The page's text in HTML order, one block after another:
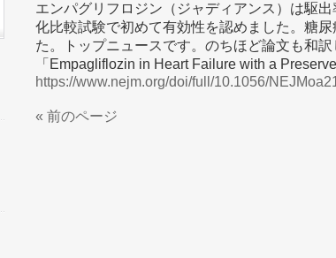
エンパグリフロジン（ジャディアンス）は駆
化比較試験で初めて有効性を認めました。糖
た。トップニュースです。のちほど論文も和訳
「Empagliflozin in Heart Failure with a
https://www.nejm.org/doi/full/10.1056/
« 前のページ